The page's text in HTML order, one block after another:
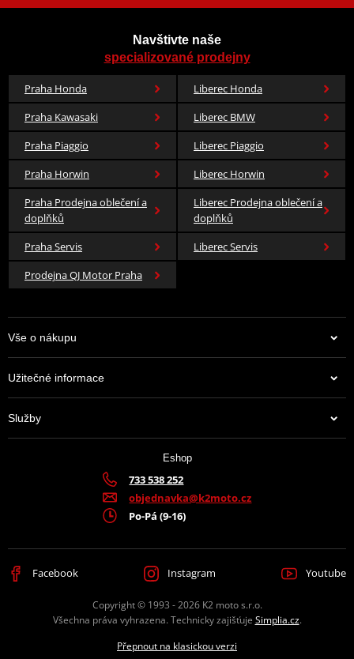
Navštivte naše
specializované prodejny
Praha Honda
Liberec Honda
Praha Kawasaki
Liberec BMW
Praha Piaggio
Liberec Piaggio
Praha Horwin
Liberec Horwin
Praha Prodejna oblečení a
doplňků
Liberec Prodejna oblečení a
doplňků
Praha Servis
Liberec Servis
Prodejna QJ Motor Praha
Vše o nákupu
Užitečné informace
Služby
Eshop
733 538 252
objednavka@k2moto.cz
Po-Pá (9-16)
Facebook Instagram Youtube
Copyright © 1993 - 2026 K2 moto s.r.o.
Všechna práva vyhrazena. Technicky zajišťuje Simplia.cz.
Přepnout na klasickou verzi